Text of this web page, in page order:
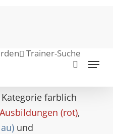
Trainer-Suche
search
Menu
aller Institute
Sie auf einen Termin
farblich
(rot),
und